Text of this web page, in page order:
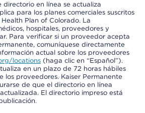
directorio en línea se actualiza
para los planes comerciales suscritos
Plan of Colorado. La
hospitales, proveedores y
Para verificar si un proveedor acepta
comuníquese directamente
actual sobre los proveedores
locations (haga clic en “Español”).
en un plazo de 72 horas hábiles
los proveedores. Kaiser Permanente
de que el directorio en línea
El directorio impreso está